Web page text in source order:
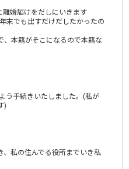
婚届けをだしにいきます
末でも出すだけだしたかったの
、本籍がそこになるので本籍な
う手続きいたしました。(私が
)
私の住んでる役所までいき私